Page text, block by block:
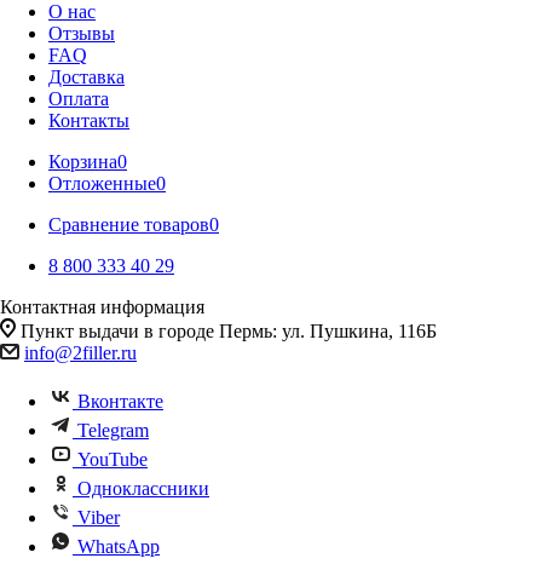
О нас
Отзывы
FAQ
Доставка
Оплата
Контакты
Корзина0
Отложенные0
Сравнение товаров0
8 800 333 40 29
Контактная информация
Пункт выдачи в городе Пермь: ул. Пушкина, 116Б
info@2filler.ru
Вконтакте
Telegram
YouTube
Одноклассники
Viber
WhatsApp